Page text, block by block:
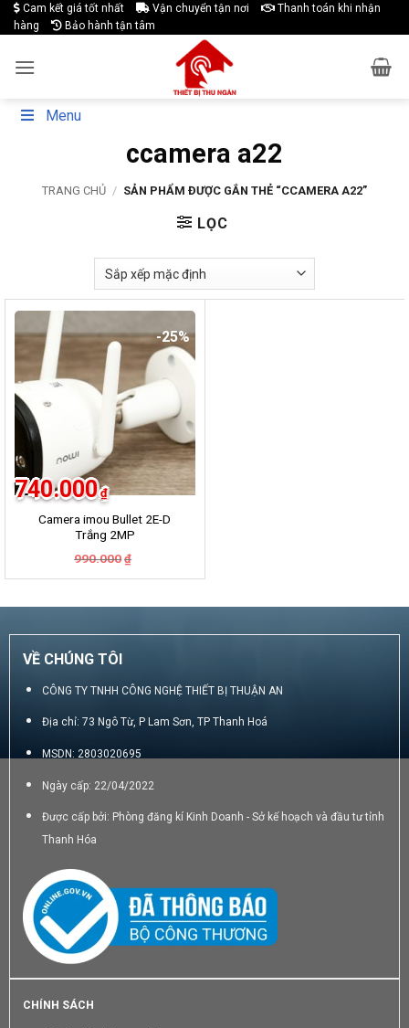
Skip
to
Cam kết giá tốt nhất Vận chuyển tận nơi
Thanh toán khi nhận
hàng
Bảo hành tận tâm
Menu
ccamera a22
TRANG CHỦ / SẢN PHẨM ĐƯỢC GẮN THẺ “CCAMERA A22”
LỌC
-25%
Camera imou Bullet 2E-D
Trắng 2MP
990.000 ₫
là:
740.000 ₫
tại
740.000₫.
VỀ CHÚNG TÔI
CÔNG TY TNHH CÔNG NGHỆ THIẾT BỊ THUẬN AN
Địa chỉ: 73 Ngô Từ, P Lam Sơn, TP Thanh Hoá
MSDN: 2803020695
Ngày cấp: 22/04/2022
Được cấp bởi: Phòng đăng kí Kinh Doanh - Sở kế hoạch và đầu tư tỉnh
Thanh Hóa
CHÍNH SÁCH